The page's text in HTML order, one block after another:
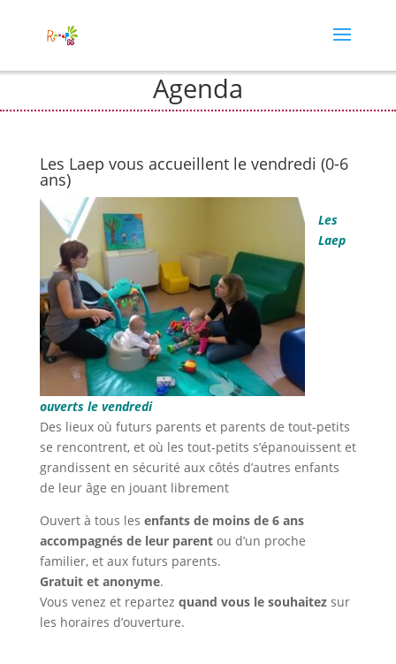
Agenda
Les Laep vous accueillent le vendredi (0-6
ans)
Les
Laep
ouverts le vendredi
Des lieux où futurs parents et parents de tout-petits
se rencontrent, et où les tout-petits s’épanouissent et
grandissent en sécurité aux côtés d’autres enfants
de leur âge en jouant librement
Ouvert à tous les enfants de moins de 6 ans
accompagnés de leur parentou d’un proche
familier, et aux futurs parents.
Gratuit et anonyme.
Vous venez et repartez quand vous le souhaitezsur
les horaires d’ouverture.